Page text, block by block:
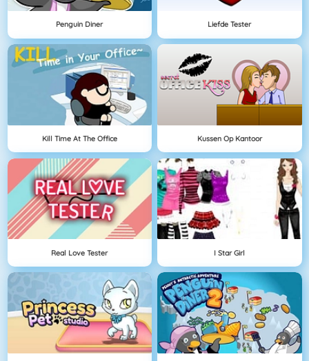
Penguin Diner Liefde Tester
Kill Time At The Office Kussen Op Kantoor
Real Love Tester I Star Girl